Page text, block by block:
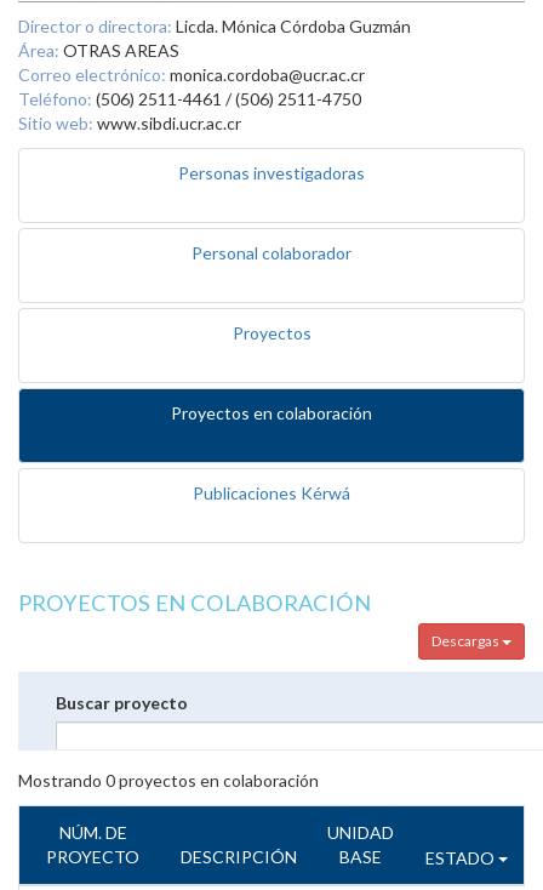
Director o directora: Licda. Mónica Córdoba Guzmán
Área: OTRAS AREAS
Correo electrónico: monica.cordoba@ucr.ac.cr
Teléfono: (506) 2511-4461 / (506) 2511-4750
Sitio web: www.sibdi.ucr.ac.cr
Personas investigadoras
Personal colaborador
Proyectos
Proyectos en colaboración
Publicaciones Kérwá
PROYECTOS EN COLABORACIÓN
Descargas
Buscar proyecto
Mostrando 0proyectos en colaboración
NÚM. DE
PROYECTO
DESCRIPCIÓN
UNIDAD
BASE
ESTADO